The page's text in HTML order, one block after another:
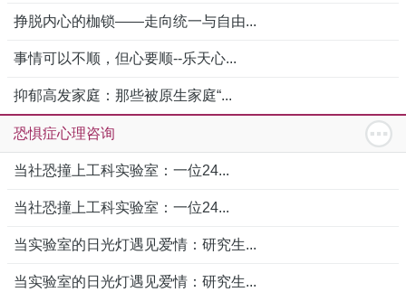
挣脱内心的枷锁——走向统一与自由...
事情可以不顺，但心要顺--乐天心...
抑郁高发家庭：那些被原生家庭“...
恐惧症心理咨询
当社恐撞上工科实验室：一位24...
当社恐撞上工科实验室：一位24...
当实验室的日光灯遇见爱情：研究生...
当实验室的日光灯遇见爱情：研究生...